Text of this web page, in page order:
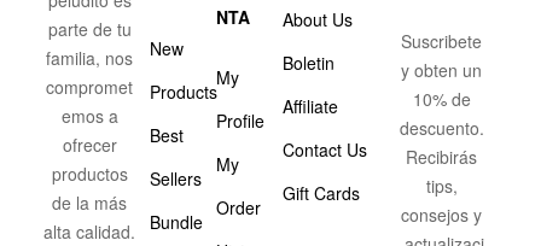
parte de tu
familia, nos
compromet
emos a
ofrecer
productos
de la más
alta calidad.
New
Products
Best
Sellers
Bundle
NTA
My
Profile
My
Order
About Us
Boletin
Affiliate
Contact Us
Gift Cards
Suscribete
y obten un
10% de
descuento.
Recibirás
tips,
consejos y